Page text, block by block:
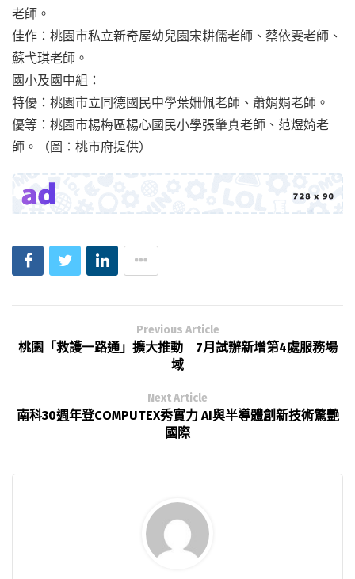
老師。
佳作：桃園市私立新奇屋幼兒園宋耕儒老師、蔡依雯老師、
蘇弋琪老師。
國小及國中組：
特優：桃園市立同德國民中學葉姍佩老師、蕭娟娟老師。
優等：桃園市楊梅區楊心國民小學張肇真老師、范煜婍老
師。（圖：桃市府提供）
Previous Article
桃園「救護一路通」擴大推動 7月試辦新增第4處服務場
域
Next Article
南科30週年登COMPUTEX秀實力 AI與半導體創新技術驚艷
國際